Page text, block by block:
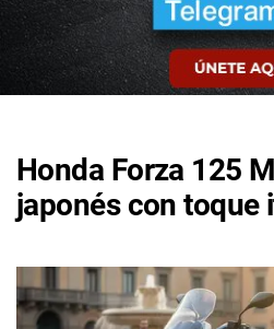
Honda Forza 125
japonés con toque